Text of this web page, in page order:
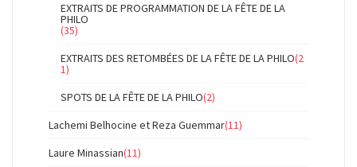
EXTRAITS DE PROGRAMMATION DE LA FÊTE DE LA
PHILO
(35)
EXTRAITS DES RETOMBÉES DE LA FÊTE DE LA PHILO(2
1)
SPOTS DE LA FÊTE DE LA PHILO(2)
Lachemi Belhocine et Reza Guemmar(11)
Laure Minassian(11)